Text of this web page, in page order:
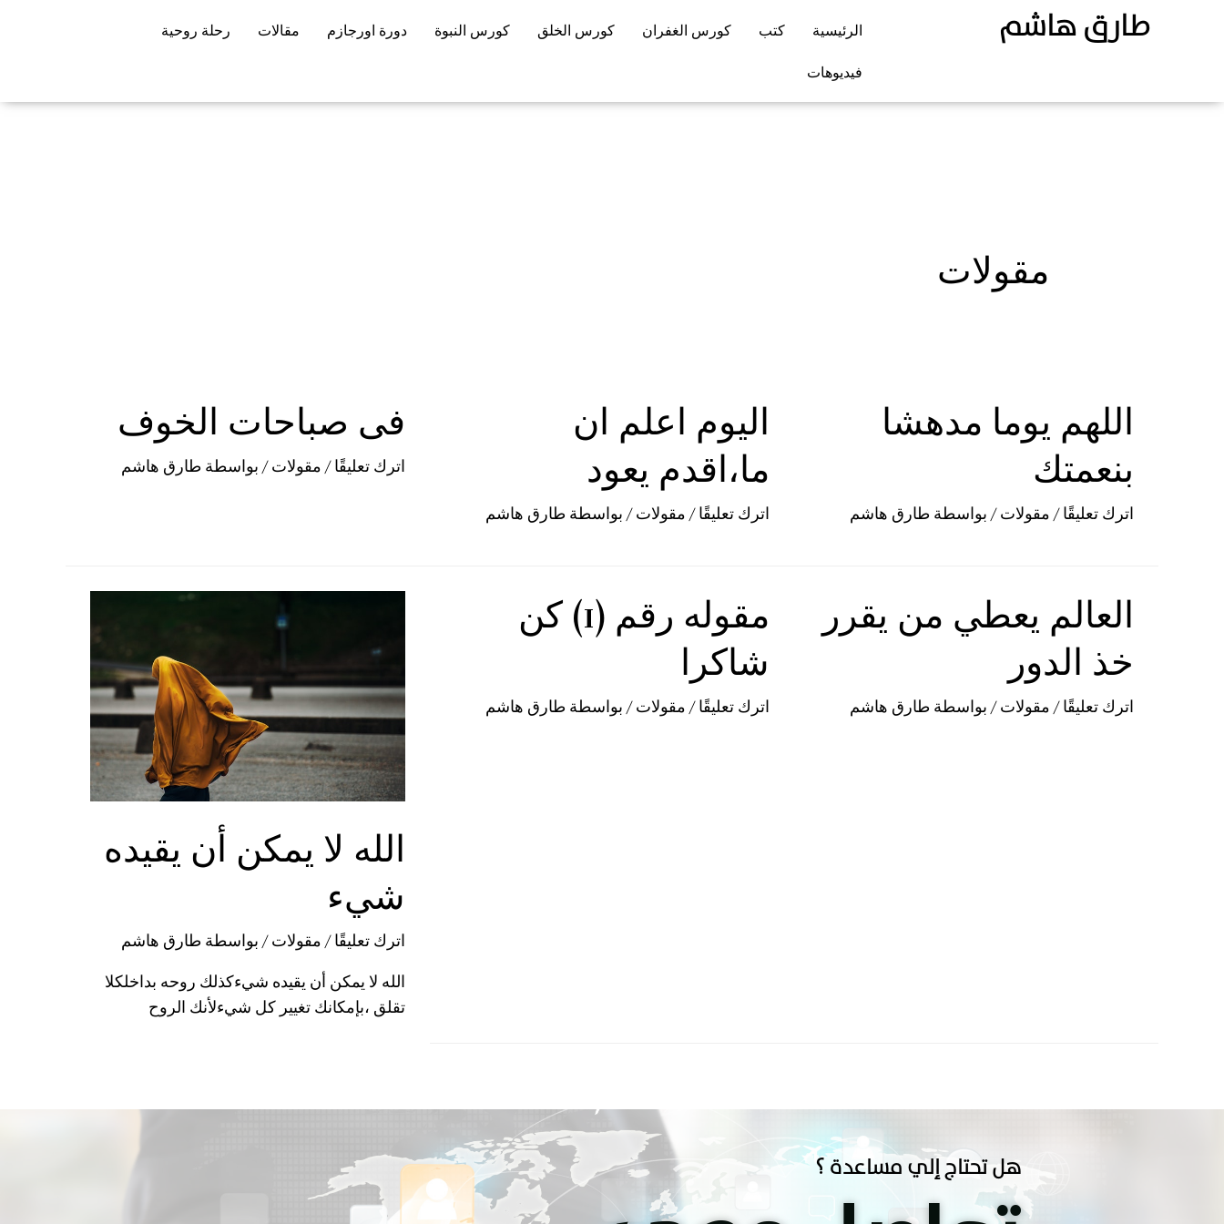
طارق هاشم الرئيسية كتب كورس الغفران كورس الخلق كورس النبوة دورة اورجازم مقالات رحلة روحية
فيديوهات
مقولات
اللهم يوما مدهشا
بنعمتك
اترك تعليقًا / مقولات/ بواسطة طارق هاشم
اليوم اعلم ان
ما،اقدم يعود
اترك تعليقًا / مقولات/ بواسطة طارق هاشم
فى صباحات الخوف
اترك تعليقًا / مقولات/ بواسطة طارق هاشم
العالم يعطي من يقرر
خذ الدور
اترك تعليقًا / مقولات/ بواسطة طارق هاشم
مقوله رقم (1) كن
شاكرا
اترك تعليقًا / مقولات/ بواسطة طارق هاشم
الله لا يمكن أن يقيده
شيء
اترك تعليقًا / مقولات/ بواسطة طارق هاشم
الله لا يمكن أن يقيده شيءكذلك روحه بداخلكلا
تقلق ،بإمكانك تغيير كل شيءلأنك الروح
هل تحتاج إلي مساعدة ؟